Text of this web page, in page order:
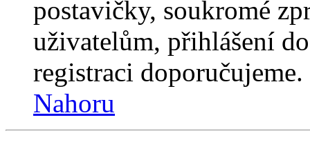
postavičky, soukromé
uživatelům, přihlášení
registraci
Nahoru